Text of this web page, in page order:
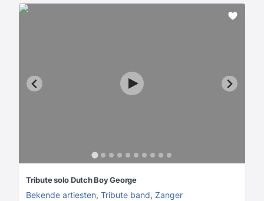
Tribute solo Dutch Boy George
Bekende artiesten, Tribute band, Zanger